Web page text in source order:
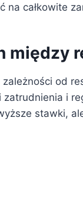
na całkowite
między
od
i
stawki,